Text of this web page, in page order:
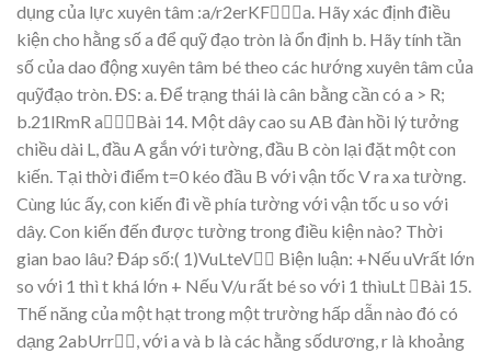
dụng của lực xuyên tâm :a/r2erKFa. Hãy xác định điều
kiện cho hằng sốa để quỹđạo tròn là ổn định b. Hãytính tần
sốcủa dao động xuyên tâm bé theo các hướng xuyên tâm của
quỹđạo tròn.ĐS: a. Để trạng thái là cân bằng cần có a > R;
b.21lRmR aBài 14. Một dây cao su AB đàn hồi lý tưởng
chiều dài L, đầu A gắn với tường,đầu B còn lại đặtmộtcon
kiến. Tại thời điểm t=0 kéo đầu B với vận tốc Vra xa tường.
Cùng lúc ấy,con kiến đi về phía tường với vận tốc u so với
dây. Con kiến đến được tường trong điều kiện nào? Thời
gian bao lâu? Đáp số:( 1)VuLteV Biện luận: +Nếu uVrất lớn
so với 1 thì t khá lớn + Nếu V/u rất bé so với 1 thìuLt Bài 15.
Thếnăngcủa mộthạttrongmộttrườnghấp dẫn nào đó có
dạng 2abUrr,với a và b là các hằngsốdương, r là khoảng